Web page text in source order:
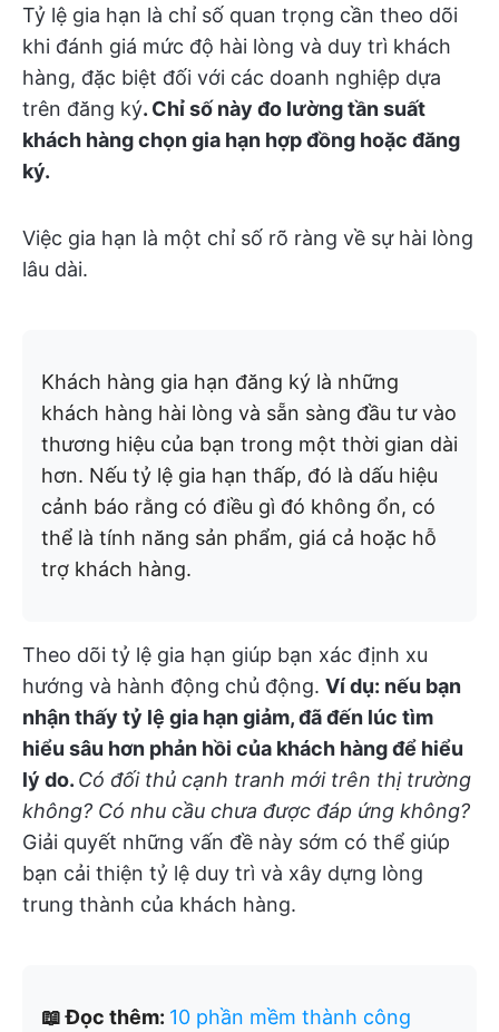
Tỷ lệ gia hạn là chỉ số quan trọng cần theo dõi
khi đánh giá mức độ hài lòng và duy trì khách
hàng, đặc biệt đối với các doanh nghiệp dựa
trên đăng ký. Chỉ số này đo lường tần suất
khách hàng chọn gia hạn hợp đồng hoặc đăng
ký.
Việc gia hạn là một chỉ số rõ ràng về sự hài lòng
lâu dài.
Khách hàng gia hạn đăng ký là những
khách hàng hài lòng và sẵn sàng đầu tư vào
thương hiệu của bạn trong một thời gian dài
hơn. Nếu tỷ lệ gia hạn thấp, đó là dấu hiệu
cảnh báo rằng có điều gì đó không ổn, có
thể là tính năng sản phẩm, giá cả hoặc hỗ
trợ khách hàng.
Theo dõi tỷ lệ gia hạn giúp bạn xác định xu
hướng và hành động chủ động. Ví dụ: nếu bạn
nhận thấy tỷ lệ gia hạn giảm, đã đến lúc tìm
hiểu sâu hơn phản hồi của khách hàng để hiểu
lý do. Có đối thủ cạnh tranh mới trên thị trường
không? Có nhu cầu chưa được đáp ứng không?
Giải quyết những vấn đề này sớm có thể giúp
bạn cải thiện tỷ lệ duy trì và xây dựng lòng
trung thành của khách hàng.
📖 Đọc thêm: 10 phần mềm thành công